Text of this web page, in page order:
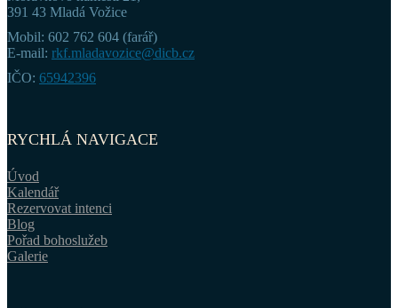
391 43 Mladá Vožice
Mobil: 602 762 604 (farář)
E-mail: rkf.mladavozice@dicb.cz
IČO: 65942396
RYCHLÁ NAVIGACE
Úvod
Kalendář
Rezervovat intenci
Blog
Pořad bohoslužeb
Galerie